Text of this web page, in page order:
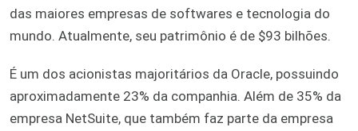
das maiores empresas de softwares e tecnologia do
mundo. Atualmente, seu patrimônio é de $93 bilhões.
É um dos acionistas majoritários da Oracle, possuindo
aproximadamente 23% da companhia. Além de 35% da
empresa NetSuite, que também faz parte da empresa